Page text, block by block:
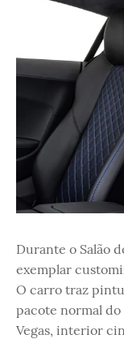
Durante o Salão
exemplar
O carro traz
pacote normal do
Vegas, interior